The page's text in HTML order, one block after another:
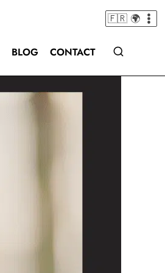
🇫🇷 🌍
BLOG CONTACT